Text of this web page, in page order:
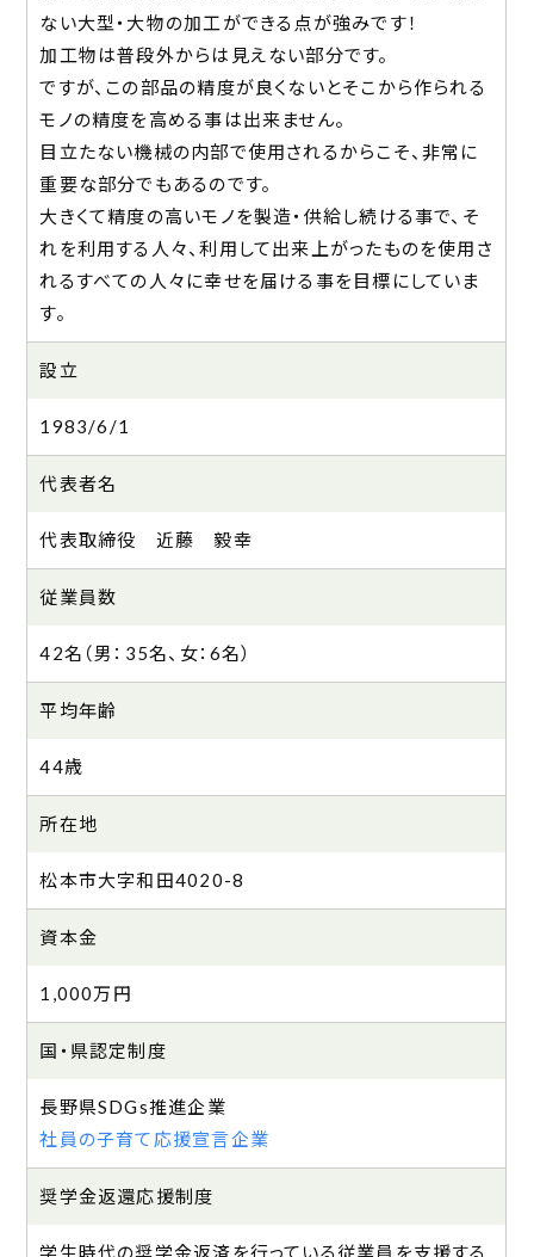
ない大型・大物の加工ができる点が強みです！
加工物は普段外からは見えない部分です。
ですが、この部品の精度が良くないとそこから作られる
モノの精度を高める事は出来ません。
目立たない機械の内部で使用されるからこそ、非常に
重要な部分でもあるのです。
大きくて精度の高いモノを製造・供給し続ける事で、そ
れを利用する人々、利用して出来上がったものを使用さ
れるすべての人々に幸せを届ける事を目標にしていま
す。
設立
1983/6/1
代表者名
代表取締役 近藤 毅幸
従業員数
42名（男：35名、女：6名）
平均年齢
44歳
所在地
松本市大字和田4020-8
資本金
1,000万円
国・県認定制度
長野県SDGs推進企業
社員の子育て応援宣言企業
奨学金返還応援制度
学生時代の奨学金返済を行っている従業員を支援する